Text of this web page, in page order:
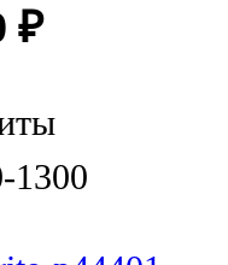
₽
1300